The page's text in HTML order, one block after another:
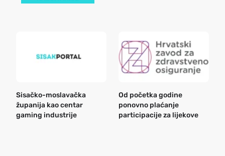
Sisačko-moslavačka
županija kao centar
gaming industrije
Od početka godine
ponovno plaćanje
participacije za lijekove